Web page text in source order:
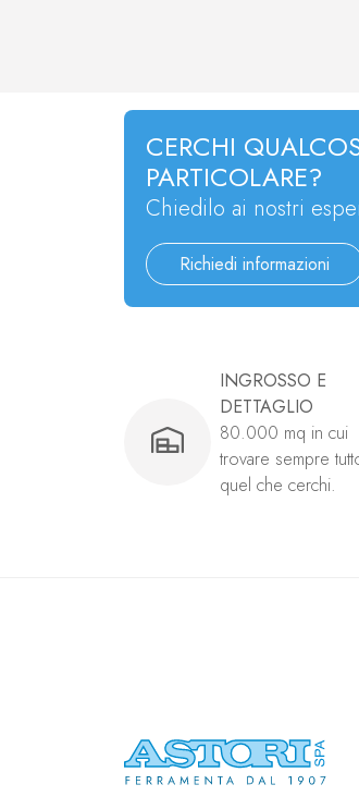
CERCHI
PARTICOLARE?
Chiedilo ai nostri
Richiedi informazioni
INGROSSO E
DETTAGLIO
80.000 mq in cui
trovare sempre
quel che cerchi.